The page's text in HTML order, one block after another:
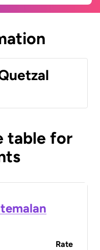
table for
Rate